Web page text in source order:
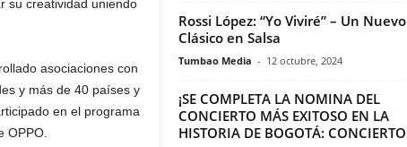
su creatividad uniendo
asociaciones con
y más de 40 países y
en el programa
OPPO.
Rossi López: “Yo Viviré” – Un Nuevo
Clásico en Salsa
Tumbao Media - 12 octubre, 2024
¡SE COMPLETA LA NOMINA DEL
CONCIERTO MÁS EXITOSO EN LA
HISTORIA DE BOGOTÁ: